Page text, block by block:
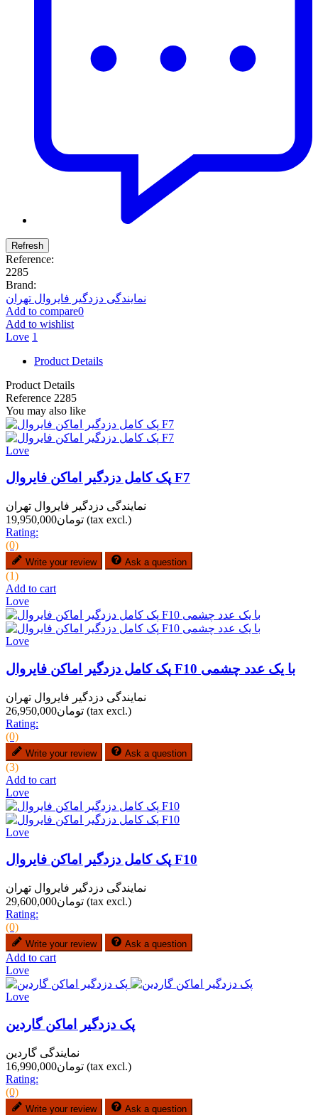
Reference:
2285
Brand:
نمایندگی دزدگیر فایروال تهران
Add to compare0
Add to wishlist
Love 1
Product Details
Product Details
Reference 2285
You may also like
Love
پک کامل دزدگیر اماکن فایروال F7
نمایندگی دزدگیر فایروال تهران
تومان19,950,000 (tax excl.)
Rating:
(0)
Write your review Ask a question
(1)
Add to cart
Love
Love
پک کامل دزدگیر اماکن فایروال F10 با یک عدد چشمی
نمایندگی دزدگیر فایروال تهران
تومان26,950,000 (tax excl.)
Rating:
(0)
Write your review Ask a question
(3)
Add to cart
Love
Love
پک کامل دزدگیر اماکن فایروال F10
نمایندگی دزدگیر فایروال تهران
تومان29,600,000 (tax excl.)
Rating:
(0)
Write your review Ask a question
Add to cart
Love
Love
پک دزدگیر اماکن گاردین
نمایندگی گاردین
تومان16,990,000 (tax excl.)
Rating:
(0)
Write your review Ask a question